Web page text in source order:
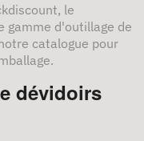
le
gamme d'outillage de
catalogue pour
dévidoirs